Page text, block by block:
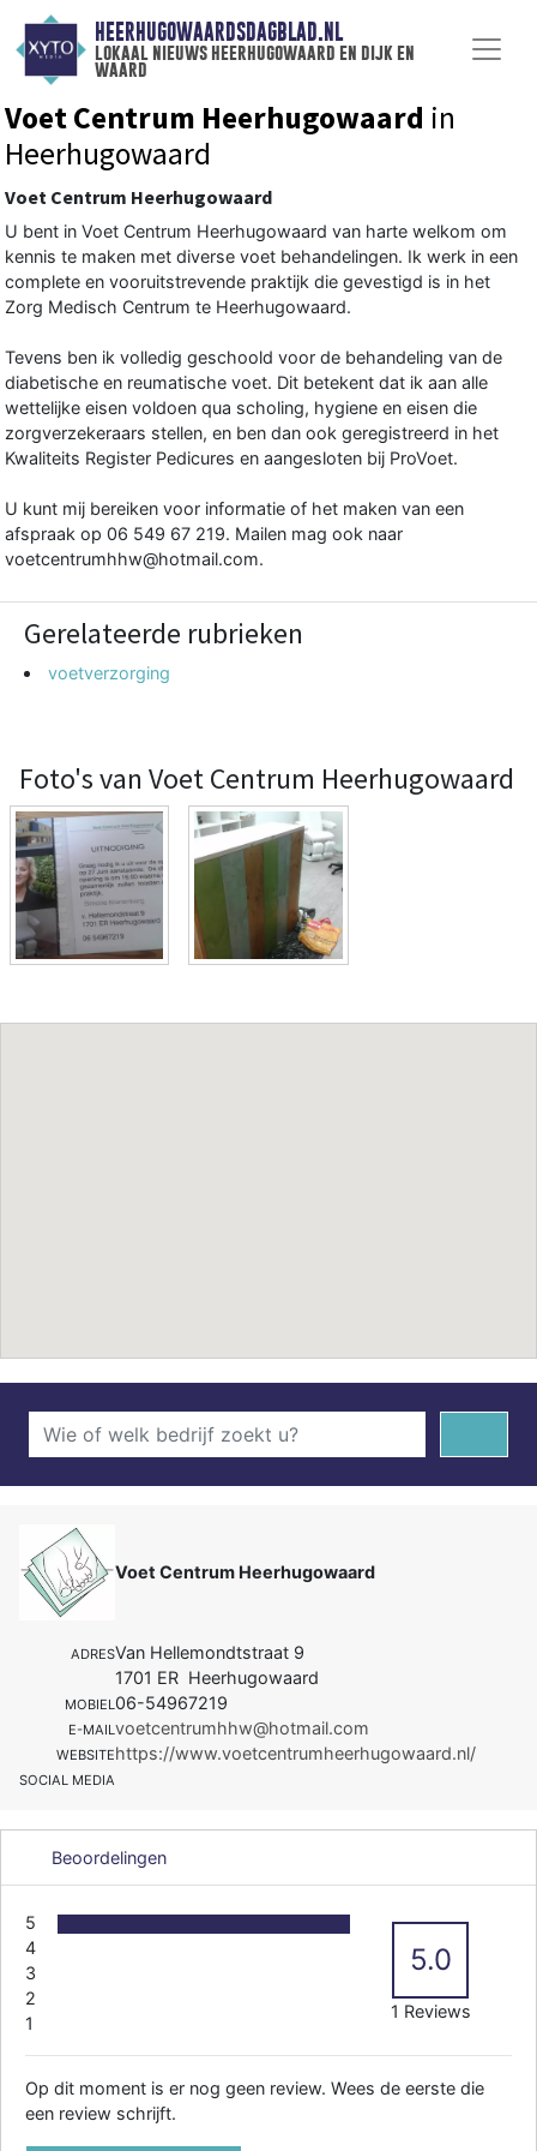
HEERHUGOWAARDSDAGBLAD.NL
lokaal nieuws heerhugowaard en dijk en
waard
Voet Centrum Heerhugowaard in
Heerhugowaard
Voet Centrum Heerhugowaard
U bent in Voet Centrum Heerhugowaard van harte welkom om
kennis te maken met diverse voet behandelingen. Ik werk in een
complete en vooruitstrevende praktijk die gevestigd is in het
Zorg Medisch Centrum te Heerhugowaard.
Tevens ben ik volledig geschoold voor de behandeling van de
diabetische en reumatische voet. Dit betekent dat ik aan alle
wettelijke eisen voldoen qua scholing, hygiene en eisen die
zorgverzekeraars stellen, en ben dan ook geregistreerd in het
Kwaliteits Register Pedicures en aangesloten bij ProVoet.
U kunt mij bereiken voor informatie of het maken van een
afspraak op 06 549 67 219. Mailen mag ook naar
voetcentrumhhw@hotmail.com.
Gerelateerde rubrieken
voetverzorging
Foto's van Voet Centrum Heerhugowaard
Voet Centrum Heerhugowaard
ADRESVan Hellemondtstraat 9
1701 ER Heerhugowaard
MOBIEL06-54967219
E-MAILvoetcentrumhhw@hotmail.com
WEBSITEhttps://www.voetcentrumheerhugowaard.nl/
SOCIAL MEDIA
Beoordelingen
5
4
3
2
1
5.0
1 Reviews
Op dit moment is er nog geen review. Wees de eerste die
een review schrijft.